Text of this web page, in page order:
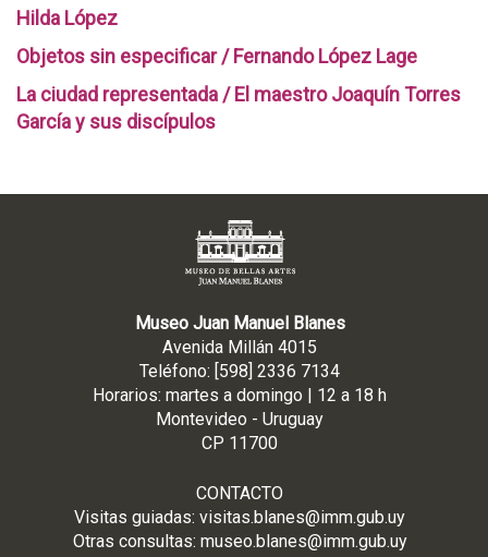
Hilda López
Objetos sin especificar / Fernando López Lage
La ciudad representada / El maestro Joaquín Torres
García y sus discípulos
Museo Juan Manuel Blanes
Avenida Millán 4015
Teléfono: [598] 2336 7134
Horarios: martes a domingo | 12 a 18 h
Montevideo - Uruguay
CP 11700
CONTACTO
Visitas guiadas: visitas.blanes@imm.gub.uy
Otras consultas: museo.blanes@imm.gub.uy